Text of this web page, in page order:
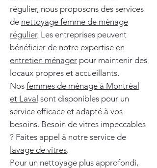
régulier, nous proposons des services
de nettoyage femme de ménage
régulier. Les entreprises peuvent
bénéficier de notre expertise en
entretien ménager pour maintenir des
locaux propres et accueillants.
Nos femmes de ménage à Montréal
et Laval sont disponibles pour un
service efficace et adapté à vos
besoins. Besoin de vitres impeccables
? Faites appel à notre service de
lavage de vitres.
Pour un nettoyage plus approfondi,